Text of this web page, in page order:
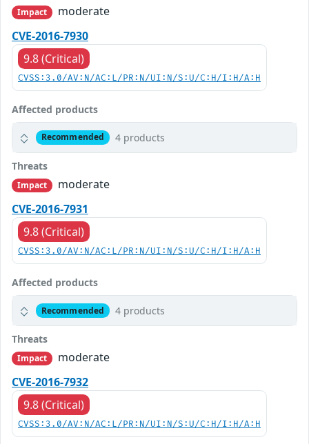
Impact
moderate
CVE-2016-7930
9.8 (Critical)
CVSS:3.0/AV:N/AC:L/PR:N/UI:N/S:U/C:H/I:H/A:H
Affected products
Recommended 4 products
Threats
Impact
moderate
CVE-2016-7931
9.8 (Critical)
CVSS:3.0/AV:N/AC:L/PR:N/UI:N/S:U/C:H/I:H/A:H
Affected products
Recommended 4 products
Threats
Impact
moderate
CVE-2016-7932
9.8 (Critical)
CVSS:3.0/AV:N/AC:L/PR:N/UI:N/S:U/C:H/I:H/A:H